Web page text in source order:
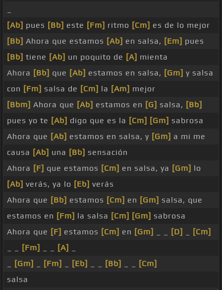
[Ab] pues [Bb] este [Fm] ritmo [Cm] es de lo mejor
[Bb] Ahora que estamos [Ab] en salsa, [Em] pues
[Bb] tiene [Ab] un poquito de [A] mienta
Ahora [Bb] que [Ab] estamos en salsa, [Gm] y salsa
con [Fm] salsa de [Cm] la [Am] mejor
[Bbm] Ahora que [Ab] estamos en [G] salsa, [Bb]
pues yo te [Ab] digo que es la [Cm] [Gm] sabrosa
Ahora que [Ab] estamos en salsa, y [Gm] a mi me
causa [Ab] una [Bb] sensación
Ahora [F] que estamos [Cm] en salsa, ya [Gm] lo
[Ab] verás, ya lo [Eb] verás
Ahora que [Bb] estamos [Cm] en [Gm] salsa, que
estamos en [Fm] la salsa [Cm] [Gm] sabrosa
Ahora que [F] estamos [Cm] en [Gm] [D]
[Cm]
[Fm] [A]
[Gm] [Fm] [Eb] [Bb]
[Cm]
salsa